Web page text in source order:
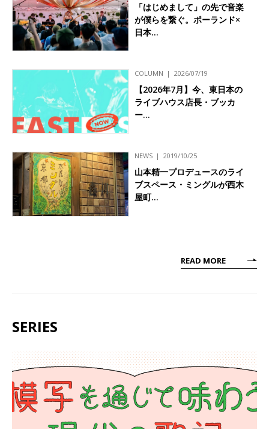
「はじめまして」の先で音楽
が僕らを繋ぐ。ポーランド×
日本…
COLUMN 2026/07/19
【2026年7月】今、東日本の
ライブハウス店長・ブッカ
ー…
NEWS 2019/10/25
山本精一プロデュースのライ
ブスペース・ミングルが西木
屋町…
READ MORE
SERIES